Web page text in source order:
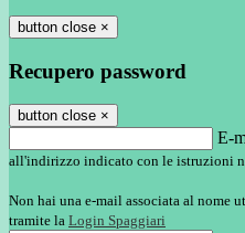
button close ×
Recupero password
button close ×
E-
all'indirizzo indicato con le istruzioni
Non hai una e-mail associata al nome
tramite la Login Spaggiari